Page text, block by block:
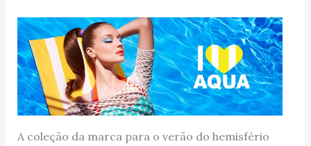
A coleção da marca para o verão do hemisfério